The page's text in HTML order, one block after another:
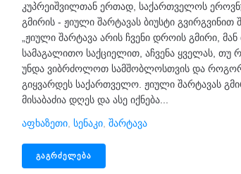
კუპრეიშვილთან ერთად, საქართველოს
გმირის - ჟიული შარტავას ბიუსტი გვირგვინით
„ჟიული შარტავა არის ჩვენი დროის გმირი, მან
სამაგალითო საქციელით, აჩვენა ყველას, თუ
უნდა ვიბრძოლოთ სამშობლოსთვის და
გიყვარდეს საქართველო. ჟიული შარტავას
მისაბაძია დღეს და ასე იქნება...
Აფხაზეთი, Სენაკი, Შარტავა
ᲒᲐᲒᲠᲫᲔᲚᲔᲑᲐ